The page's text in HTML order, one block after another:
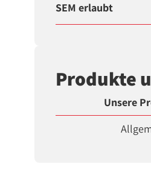
SEM erlaubt
Produkte
Unsere